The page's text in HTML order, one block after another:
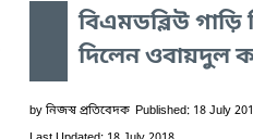
বিএমডব্লিউ গাড়ি
দিলেন ওবায়দুল
by নিজস্ব প্রতিবেদক Published: 18 July